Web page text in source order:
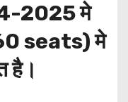
2025 मे
seats) मे
है।